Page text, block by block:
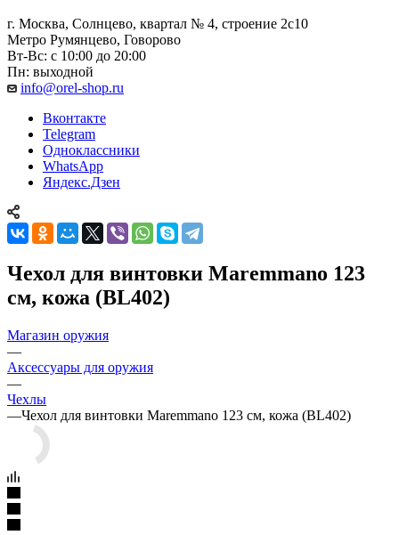
г. Москва, Солнцево, квартал № 4, строение 2с10
Метро Румянцево, Говорово
Вт-Вс: с 10:00 до 20:00
Пн: выходной
info@orel-shop.ru
Вконтакте
Telegram
Одноклассники
WhatsApp
Яндекс.Дзен
Чехол для винтовки Maremmano 123
см, кожа (BL402)
Магазин оружия
—
Аксессуары для оружия
—
Чехлы
—Чехол для винтовки Maremmano 123 см, кожа (BL402)